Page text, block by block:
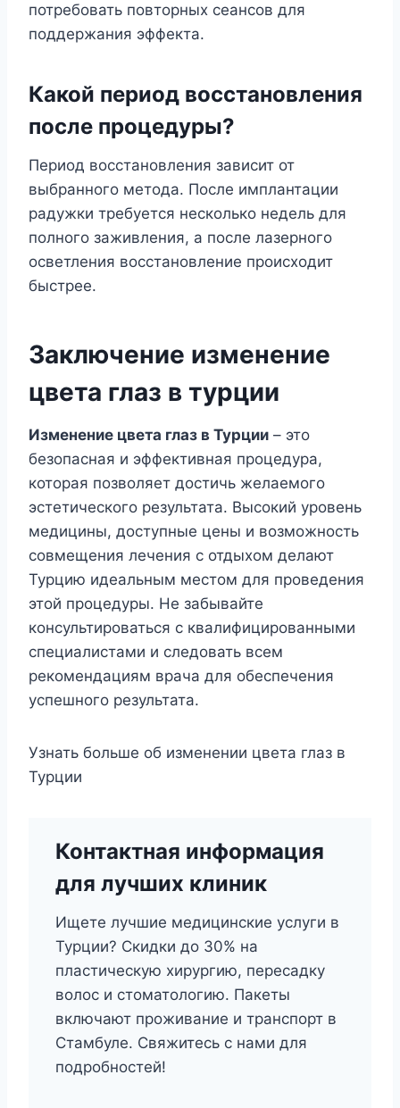
потребовать повторных сеансов для
поддержания эффекта.
Какой период восстановления
после процедуры?
Период восстановления зависит от
выбранного метода. После имплантации
радужки требуется несколько недель для
полного заживления, а после лазерного
осветления восстановление происходит
быстрее.
Заключение изменение
цвета глаз в турции
Изменение цвета глаз в Турции – это
безопасная и эффективная процедура,
которая позволяет достичь желаемого
эстетического результата. Высокий уровень
медицины, доступные цены и возможность
совмещения лечения с отдыхом делают
Турцию идеальным местом для проведения
этой процедуры. Не забывайте
консультироваться с квалифицированными
специалистами и следовать всем
рекомендациям врача для обеспечения
успешного результата.
Узнать больше об изменении цвета глаз в
Турции
Контактная информация
для лучших клиник
Ищете лучшие медицинские услуги в
Турции? Скидки до 30% на
пластическую хирургию, пересадку
волос и стоматологию. Пакеты
включают проживание и транспорт в
Стамбуле. Свяжитесь с нами для
подробностей!